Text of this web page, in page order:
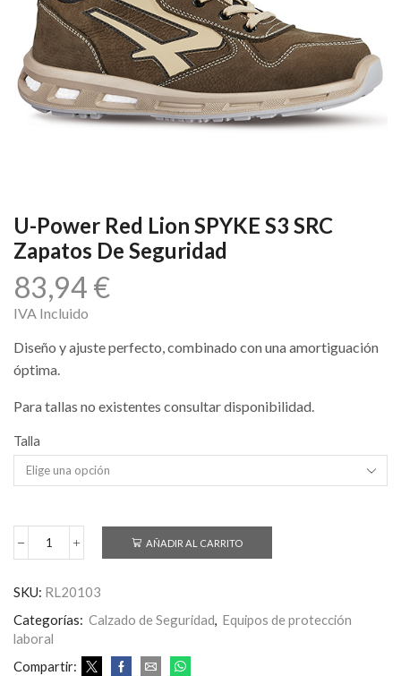
U-Power Red Lion SPYKE S3 SRC
Zapatos De Seguridad
83,94 €
IVA Incluido
Diseño y ajuste perfecto, combinado con una amortiguación
óptima.
Para tallas no existentes consultar disponibilidad.
Talla
U-
Lion
SPYKE
S3
SRC
Zapatos
AÑADIR AL CARRITO
SKU: RL20103
Categorías: Calzado de Seguridad, Equipos de protección
laboral
Compartir: